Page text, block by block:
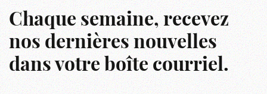
Chaque semaine, recevez
nos dernières nouvelles
dans votre boîte courriel.